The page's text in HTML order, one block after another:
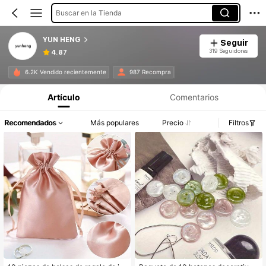
Buscar en la Tienda
YUN HENG
4.87
Seguir
319 Seguidores
6.2K Vendido recientemente 987 Recompra
Artículo Comentarios
Recomendados Más populares Precio Filtros